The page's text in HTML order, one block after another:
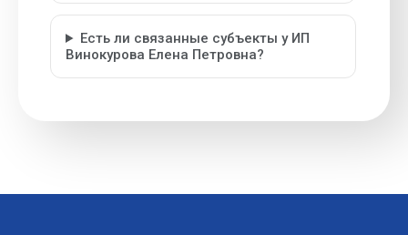
Есть ли связанные субъекты у ИП
Винокурова Елена Петровна?